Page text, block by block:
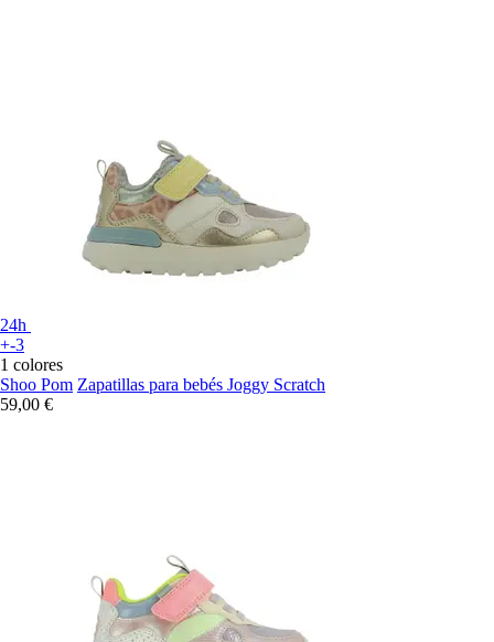
24h
+-3
1 colores
Shoo Pom Zapatillas para bebés Joggy Scratch
59,00 €